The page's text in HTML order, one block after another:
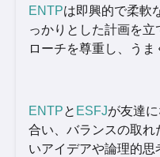
ENTPは即興的で柔軟
っかりとした計画を
ローチを尊重し、うま
ENTPと ESFJが友達
合い、バランスの取れ
いアイデアや論理的思